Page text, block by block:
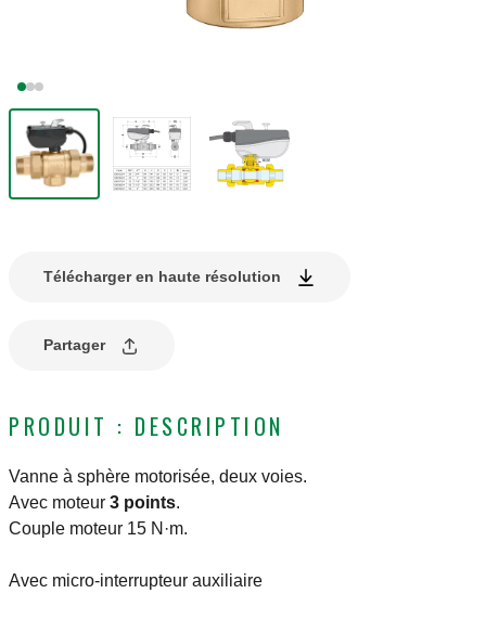
Télécharger en haute résolution
Partager
PRODUIT : DESCRIPTION
Vanne à sphère motorisée, deux voies.
Avec moteur 3 points.
Couple moteur 15 N·m.
Avec micro-interrupteur auxiliaire